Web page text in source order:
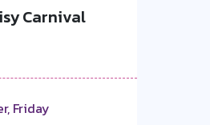
Carnival
Friday